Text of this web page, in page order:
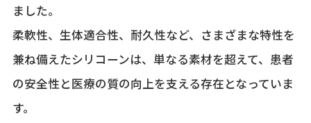
ました。
柔軟性、生体適合性、耐久性など、さまざまな特性を
兼ね備えたシリコーンは、単なる素材を超えて、患者
の安全性と医療の質の向上を支える存在となっていま
す。